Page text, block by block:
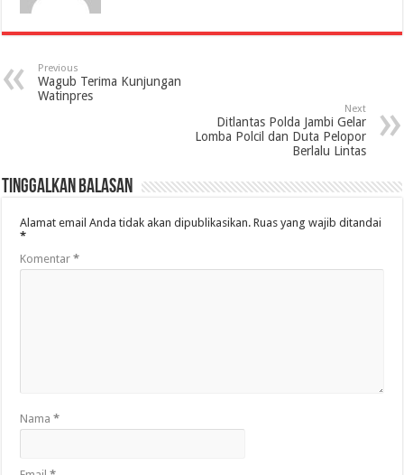
Previous
Wagub Terima Kunjungan
Watinpres
Next
Ditlantas Polda Jambi Gelar
Lomba Polcil dan Duta Pelopor
Berlalu Lintas
Tinggalkan Balasan
Alamat email Anda tidak akan dipublikasikan. Ruas yang wajib ditandai
*
Komentar*
Nama*